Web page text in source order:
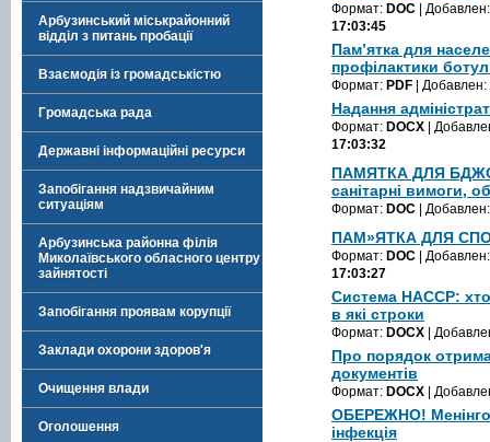
Арбузинський міськрайонний
відділ з питань пробації
Взаємодія із громадськістю
Громадська рада
Державні інформаційні ресурси
Запобігання надзвичайним
ситуаціям
Арбузинська районна філія
Миколаївського обласного центру
зайнятості
Запобігання проявам корупції
Заклади охорони здоров'я
Очищення влади
Оголошення
Формат: DOC |
17:03:45
Пам’ятка для
профілактики
Формат: PDF | Добавлен:
Надання
Формат: DOCX |
17:03:32
ПАМЯТКА ДЛЯ
санітарні вимоги,
Формат: DOC |
ПАМ»ЯТКА ДЛЯ
Формат: DOC |
17:03:27
Система НАССР:
в які строки
Формат: DOCX |
Про порядок
документів
Формат: DOCX |
ОБЕРЕЖНО!
інфекція